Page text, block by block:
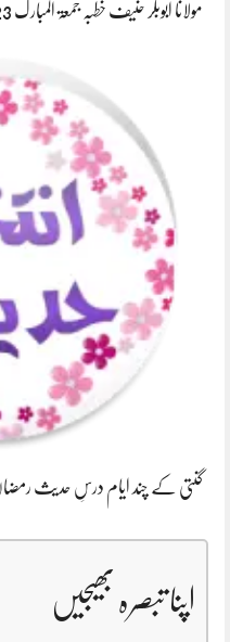
مولانا ابوبکر حنیف خطبہ جمعۃ المبارک 2023-04-21
گنتی کے چند ایام درسِ حدیث رمضان
اپنا تبصرہ بھیجیں